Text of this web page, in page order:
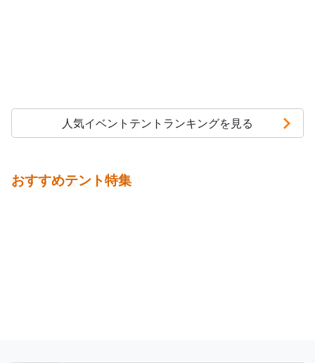
人気イベントテントランキングを見る
おすすめテント特集